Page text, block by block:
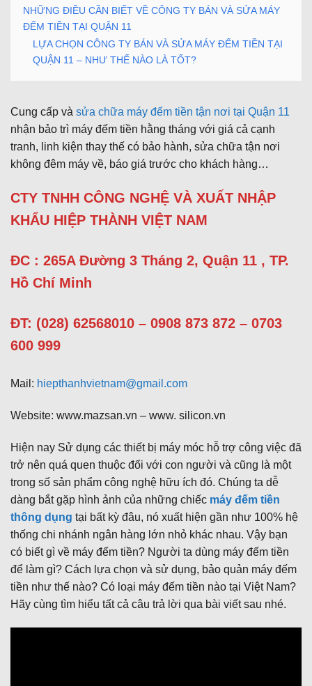
NHỮNG ĐIỀU CẦN BIẾT VỀ CÔNG TY BÁN VÀ SỬA MÁY
ĐẾM TIỀN TẠI QUẬN 11
LỰA CHỌN CÔNG TY BÁN VÀ SỬA MÁY ĐẾM TIỀN TẠI
QUẬN 11 – NHƯ THẾ NÀO LÀ TỐT?
Cung cấp và sửa chữa máy đếm tiền tận nơi tại Quận 11
nhận bảo trì máy đếm tiền hằng tháng với giá cả cạnh
tranh, linh kiện thay thế có bảo hành, sửa chữa tận nơi
không đêm máy về, báo giá trước cho khách hàng…
CTY TNHH CÔNG NGHỆ VÀ XUẤT NHẬP
KHẨU HIỆP THÀNH VIỆT NAM
ĐC : 265A Đường 3 Tháng 2, Quận 11 , TP.
Hồ Chí Minh
ĐT: (028) 62568010 – 0908 873 872 – 0703
600 999
Mail: hiepthanhvietnam@gmail.com
Website: www.mazsan.vn – www. silicon.vn
Hiện nay Sử dụng các thiết bị máy móc hỗ trợ công việc đã
trở nên quá quen thuộc đối với con người và cũng là một
trong số sản phẩm công nghệ hữu ích đó. Chúng ta dễ
dàng bắt gặp hình ảnh của những chiếc máy đếm tiền
thông dụng tại bất kỳ đâu, nó xuất hiện gần như 100% hệ
thống chi nhánh ngân hàng lớn nhỏ khác nhau. Vậy bạn
có biết gì về máy đếm tiền? Người ta dùng máy đếm tiền
để làm gì? Cách lựa chọn và sử dụng, bảo quản máy đếm
tiền như thế nào? Có loại máy đếm tiền nào tại Việt Nam?
Hãy cùng tìm hiểu tất cả câu trả lời qua bài viết sau nhé.